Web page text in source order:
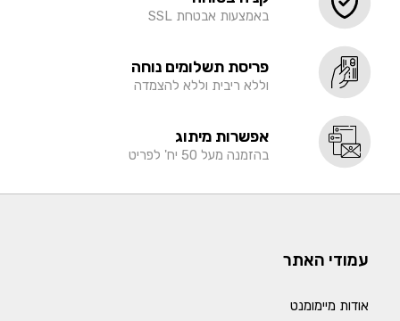
באמצעות אבטחת SSL
פריסת תשלומים נוחה
וללא ריבית וללא להצמדה
אפשרות מיתוג
בהזמנה מעל 50 יח' לפריט
עמודי האתר
אודות מיימומנט